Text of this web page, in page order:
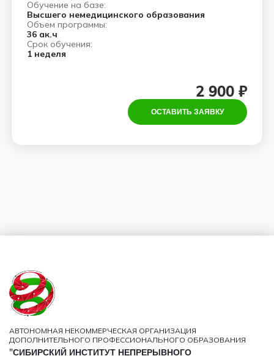
Обучение на базе:
Высшего немедицинского образования
Объем программы:
36 ак.ч
Срок обучения:
1 неделя
2 900 ₽
ОСТАВИТЬ ЗАЯВКУ
АВТОНОМНАЯ НЕКОММЕРЧЕСКАЯ ОРГАНИЗАЦИЯ
ДОПОЛНИТЕЛЬНОГО ПРОФЕССИОНАЛЬНОГО ОБРАЗОВАНИЯ
"СИБИРСКИЙ ИНСТИТУТ НЕПРЕРЫВНОГО